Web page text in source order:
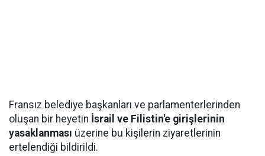
Fransız belediye başkanları ve parlamenterlerinden
oluşan bir heyetin İsrail ve Filistin'e girişlerinin
yasaklanması üzerine bu kişilerin ziyaretlerinin
ertelendiği bildirildi.